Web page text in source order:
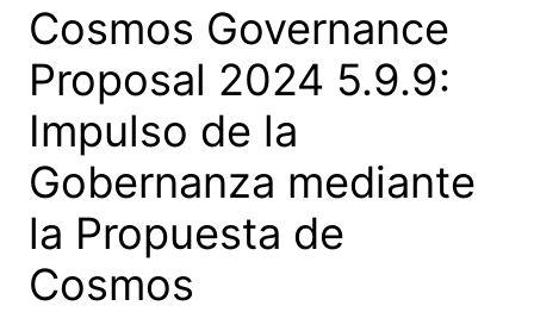
Cosmos Governance
Proposal 2024 5.9.9:
Impulso de la
Gobernanza mediante
la Propuesta de
Cosmos